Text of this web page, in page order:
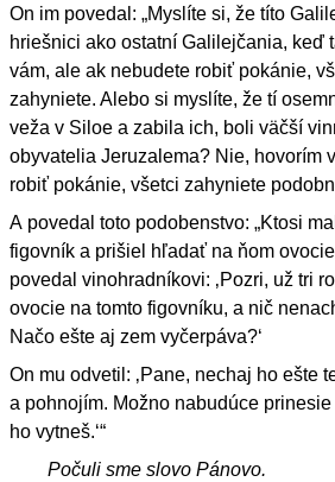
On im povedal: „Myslíte si, že títo
hriešnici ako ostatní Galilejčania, keď
vám, ale ak nebudete robiť pokánie,
zahyniete. Alebo si myslíte, že tí
veža v Siloe a zabila ich, boli väčší
obyvatelia Jeruzalema? Nie, hovorím
robiť pokánie, všetci zahyniete
A povedal toto podobenstvo: „Ktosi
figovník a prišiel hľadať na ňom
povedal vinohradníkovi: ‚Pozri, už tri
ovocie na tomto figovníku, a nič
Načo ešte aj zem vyčerpáva?‘
On mu odvetil: ‚Pane, nechaj ho ešte
a pohnojím. Možno nabudúce
ho vytneš.‘“
Počuli sme slovo Pánovo.